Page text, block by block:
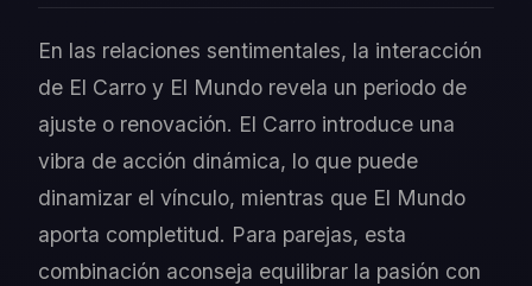
En las relaciones sentimentales, la interacción
de El Carro y El Mundo revela un periodo de
ajuste o renovación. El Carro introduce una
vibra de acción dinámica, lo que puede
dinamizar el vínculo, mientras que El Mundo
aporta completitud. Para parejas, esta
combinación aconseja equilibrar la pasión con